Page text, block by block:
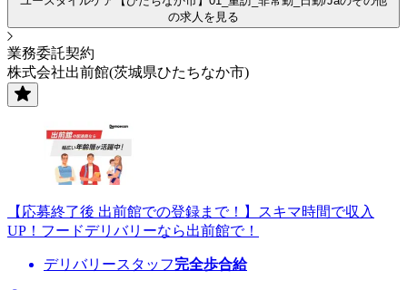
の求人を見る
業務委託契約
株式会社出前館(茨城県ひたちなか市)
【応募終了後 出前館での登録まで！】スキマ時間で収入
UP！フードデリバリーなら出前館で！
デリバリースタッフ完全歩合給